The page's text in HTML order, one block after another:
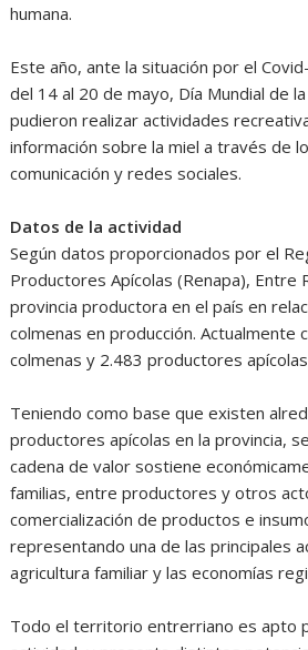
humana.
Este año, ante la situación por el
del 14 al 20 de mayo, Día Mundial de
pudieron realizar actividades
información sobre la miel a través de
comunicación y redes sociales.
Datos de la actividad
Según datos proporcionados por el
Productores Apícolas (Renapa), Entre
provincia productora en el país en
colmenas en producción. Actualmente
colmenas y 2.483 productores
Teniendo como base que existen
productores apícolas en la provincia,
cadena de valor sostiene
familias, entre productores y otros
comercialización de productos e
representando una de las principales
agricultura familiar y las economías
Todo el territorio entrerriano es apto